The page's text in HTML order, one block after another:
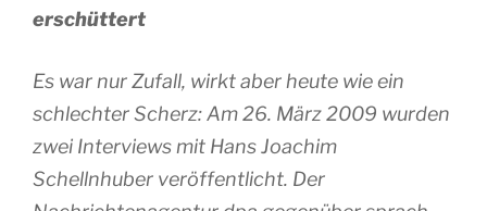
erschüttert
Es war nur Zufall, wirkt aber heute wie ein
schlechter Scherz: Am 26. März 2009 wurden
zwei Interviews mit Hans Joachim
Schellnhuber veröffentlicht. Der